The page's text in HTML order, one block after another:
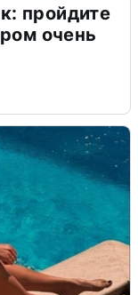
пройдите
очень